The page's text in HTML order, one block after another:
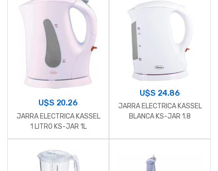
U$S 20.26
JARRA ELECTRICA KASSEL
1 LITRO KS-JAR 1L
U$S 24.86
JARRA ELECTRICA KASSEL
BLANCA KS-JAR 1.8